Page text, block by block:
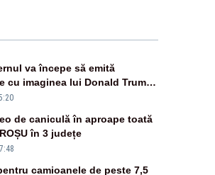
va începe să emită
cu imaginea lui Donald Trump
8 august
de caniculă în aproape toată
în 3 județe
camioanele de peste 7,5